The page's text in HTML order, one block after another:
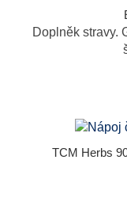
Doplněk stravy.
TCM Herbs